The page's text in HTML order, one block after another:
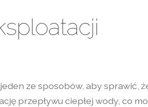
ze sposobów, aby sprawić,
przepływu ciepłej wody, co